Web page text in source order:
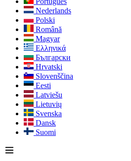
Nederlands
Polski
Română
Magyar
Ελληνικά
Български
Hrvatski
Slovenščina
Eesti
Latviešu
Lietuvių
Svenska
Dansk
Suomi